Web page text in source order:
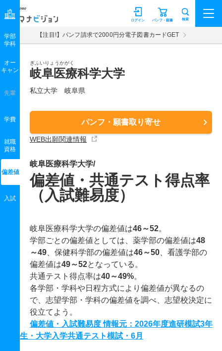
マナビジョン パンフ・願書
ログイン 検索
【注目!】パンフ請求で2000円分電子図書カードGET
ぎふいりょうかがく
岐阜医療科学大学
私立大学 岐阜県
パンフ・願書取り寄せ
WEB出願関連情報
学部
学科
オー
キャン
先輩
学費
就職
資格
偏差値
入試
岐阜医療科学大学/
偏差値・共通テスト得点率
（入試難易度）
岐阜医療科学大学の偏差値は46～52。
学部ごとの偏差値としては、薬学部の偏差値は48
～49 、保健科学部の偏差値は46～50 、看護学部の
偏差値は49～52となっている。
共通テスト得点率は40～49%。
各学部・学科や日程方式により偏差値が異なるの
で、志望学部・学科の偏差値を調べ、志望校決定に
役立てよう。
偏差値・入試難易度 情報元：2026年度進研模試3年
生・大学入学共通テスト模試・6月